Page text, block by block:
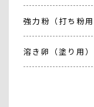
強力粉（打ち粉用
溶き卵（塗り用）